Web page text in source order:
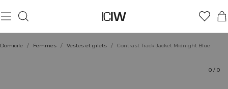
Domicile / Femmes / Vestes et gilets / Contrast Track Jacket Midnight Blue
0 / 0